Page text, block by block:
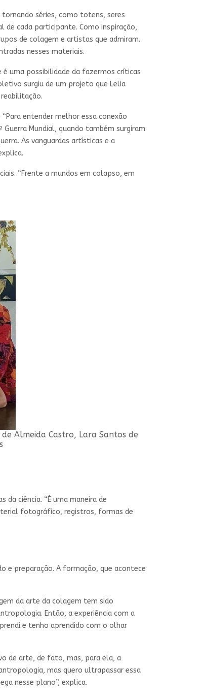
séries, como totens, seres
cada participante. Como inspiração,
de colagem e artistas que admiram.
nesses materiais.
uma possibilidade da fazermos críticas
surgiu de um projeto que Lelia
entender melhor essa conexão
Mundial, quando também surgiram
As vanguardas artísticas e a
“Frente a mundos em colapso, em
Almeida Castro, Lara Santos de
da ciência. “É uma maneira de
fotográfico, registros, formas de
e preparação. A formação, que acontece
da arte da colagem tem sido
Então, a experiência com a
e tenho aprendido com o olhar
de arte, de fato, mas, para ela, a
mas quero ultrapassar essa
nesse plano”, explica.